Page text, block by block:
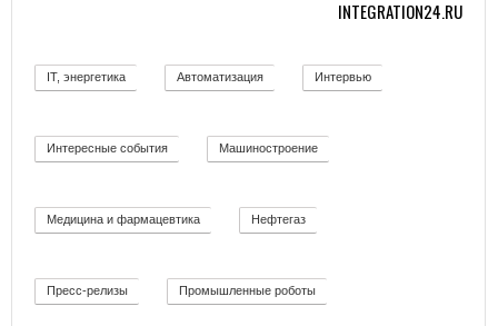
INTEGRATION24.RU
IT, энергетика Автоматизация Интервью
Интересные события Машиностроение
Медицина и фармацевтика Нефтегаз
Пресс-релизы Промышленные роботы